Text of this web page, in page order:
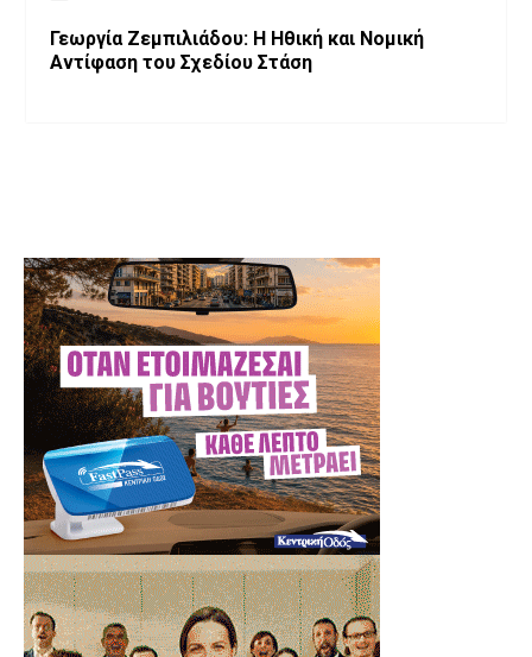
Γεωργία Ζεμπιλιάδου: Η Ηθική και Νομική
Αντίφαση του Σχεδίου Στάση